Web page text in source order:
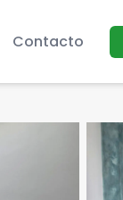
Contacto